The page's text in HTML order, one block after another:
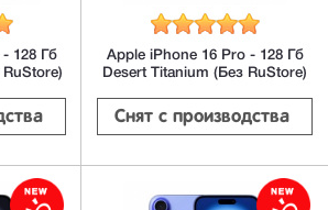
128 Гб
Apple iPhone 16 Pro - 128 Гб
Desert Titanium (Без RuStore)
Снят с производства